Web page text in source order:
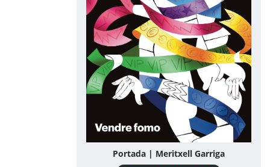
Portada | Meritxell Garriga